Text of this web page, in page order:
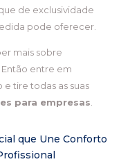
de exclusividade
pode oferecer.
mais sobre
Então entre em
tire todas as suas
para empresas.
que Une Conforto